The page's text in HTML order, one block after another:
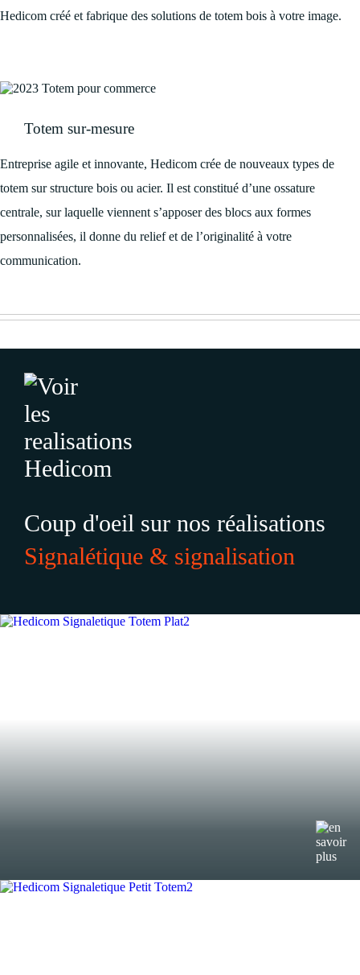
Hedicom créé et fabrique des solutions de totem bois à votre image.
Totem sur-mesure
Entreprise agile et innovante, Hedicom crée de nouveaux types de
totem sur structure bois ou acier. Il est constitué d’une ossature
centrale, sur laquelle viennent s’apposer des blocs aux formes
personnalisées, il donne du relief et de l’originalité à votre
communication.
Coup d'oeil sur nos réalisations
Signalétique & signalisation